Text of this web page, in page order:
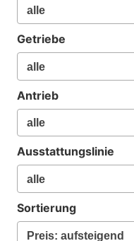
Getriebe
Antrieb
Ausstattungslinie
Sortierung